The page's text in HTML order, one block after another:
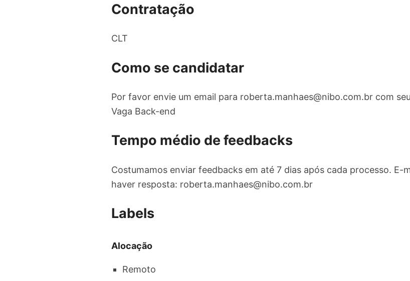
Contratação
CLT
Como se candidatar
Por favor envie um email para roberta.manhaes@nibo.com.br com
Vaga Back-end
Tempo médio de feedbacks
Costumamos enviar feedbacks em até 7 dias após cada processo. E-
haver resposta: roberta.manhaes@nibo.com.br
Labels
Alocação
Remoto